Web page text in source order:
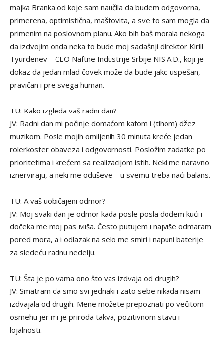
majka Branka od koje sam naučila da budem odgovorna,
primerena, optimistična, maštovita, a sve to sam mogla da
primenim na poslovnom planu. Ako bih baš morala nekoga
da izdvojim onda neka to bude moj sadašnji direktor Kirill
Tyurdenev – CEO Naftne Industrije Srbije NIS A.D., koji je
dokaz da jedan mlad čovek može da bude jako uspešan,
pravičan i pre svega human.
TU: Kako izgleda vaš radni dan?
JV: Radni dan mi počinje domaćom kafom i (tihom) džez
muzikom. Posle mojih omiljenih 30 minuta kreće jedan
rolerkoster obaveza i odgovornosti. Posložim zadatke po
prioritetima i krećem sa realizacijom istih. Neki me naravno
iznerviraju, a neki me oduševe – u svemu treba naći balans.
TU: A vaš uobičajeni odmor?
JV: Moj svaki dan je odmor kada posle posla dođem kući i
dočeka me moj pas Miša. Često putujem i najviše odmaram
pored mora, a i odlazak na selo me smiri i napuni baterije
za sledeću radnu nedelju.
TU: Šta je po vama ono što vas izdvaja od drugih?
JV: Smatram da smo svi jednaki i zato sebe nikada nisam
izdvajala od drugih. Mene možete prepoznati po večitom
osmehu jer mi je priroda takva, pozitivnom stavu i
lojalnosti.